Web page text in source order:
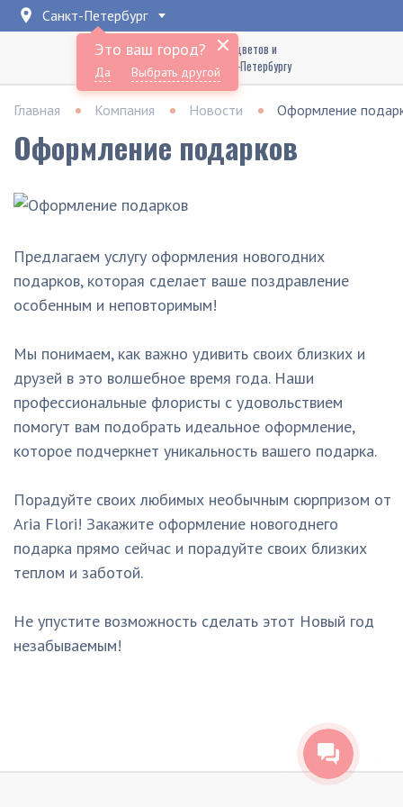
Санкт-Петербург
Это ваш город?
Да Выбрать другой
Доставка букетов цветов и
подарков по Санкт-Петербургу
Главная Компания Новости Оформление
Оформление подарков
Предлагаем услугу оформления новогодних
подарков, которая сделает ваше поздравление
особенным и неповторимым!
Мы понимаем, как важно удивить своих близких и
друзей в это волшебное время года. Наши
профессиональные флористы с удовольствием
помогут вам подобрать идеальное оформление,
которое подчеркнет уникальность вашего подарка.
Порадуйте своих любимых необычным сюрпризом от
Aria Flori! Закажите оформление новогоднего
подарка прямо сейчас и порадуйте своих близких
теплом и заботой.
Не упустите возможность сделать этот Новый год
незабываемым!